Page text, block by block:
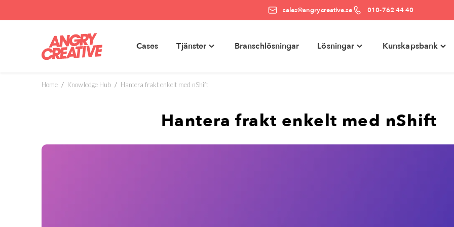
sales@angrycreative.se 010-762 44 40
Hoppa
till
Cases Tjänster Toggle
Branschlösningar Lösningar Toggle
Kunskapsbank
Home / Knowledge Hub / Hantera frakt enkelt med nShift
Hantera frakt enkelt med nShift